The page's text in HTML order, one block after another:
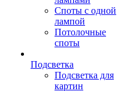
Споты с одной
лампой
Потолочные
споты
Подсветка
Подсветка для
картин